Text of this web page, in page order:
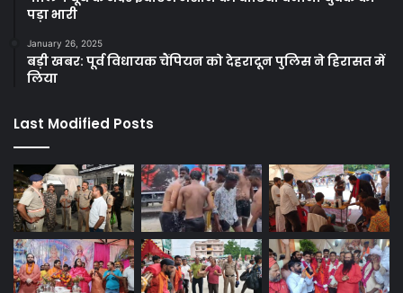
पड़ा भारी
January 26, 2025
बड़ी खबर: पूर्व विधायक चैंपियन को देहरादून पुलिस ने हिरासत में
लिया
Last Modified Posts